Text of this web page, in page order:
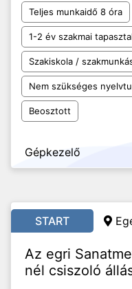
Teljes munkaidő 8 óra
1-2 év szakmai
Szakiskola /
Nem szükséges
Beosztott
Gépkezelő
START
Az egri
nél csiszoló